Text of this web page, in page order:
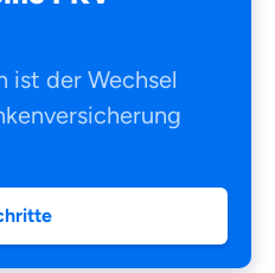
ist der Wechsel